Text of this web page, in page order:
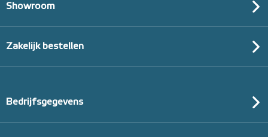
Showroom
Zakelijk bestellen
Bedrijfsgegevens